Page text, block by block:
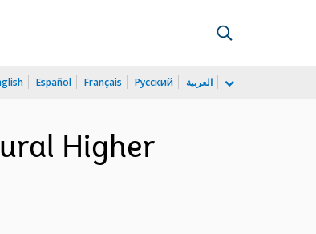
Español Français Русский العربية
Higher